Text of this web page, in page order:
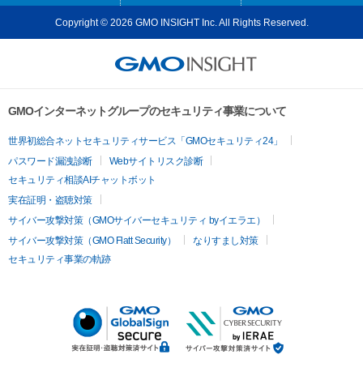
Copyright © 2026 GMO INSIGHT Inc. All Rights Reserved.
GMOインターネットグループのセキュリティ事業について
世界初総合ネットセキュリティサービス「GMOセキュリティ24」
パスワード漏洩診断
Webサイトリスク診断
セキュリティ相談AIチャットボット
実在証明・盗聴対策
サイバー攻撃対策（GMOサイバーセキュリティ byイエラエ）
サイバー攻撃対策（GMO Flatt Security）
なりすまし対策
セキュリティ事業の軌跡